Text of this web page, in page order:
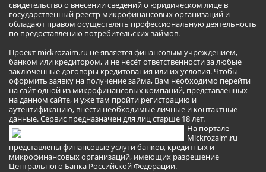
свидетельство о внесении сведений о юридическом лице в
государственный реестр микрофинансовых организаций и
обладают правом осуществлять профессиональную деятельность
по предоставлению потребительских займов.
Проект mickrozaim.ru не является финансовым учреждением,
банком или кредитором, и не несёт ответственности за любые
заключенные договоры кредитования или их условия. Чтобы
оформить заявку на получение займа, Вам необходимо перейти
на сайт одной из микрофинансовых компаний, представленных
на данном сайте, и уже там пройти регистрацию и
аутентификацию, внести необходимые личные и контактные
данные. Сервис предназначен для лиц старше 18 лет.
На портале
Mickrozaim.ru
представлены финансовые услуги банков, кредитных и
микрофинансовых организаций, имеющих разрешение
Центрального Банка Российской Федерации.